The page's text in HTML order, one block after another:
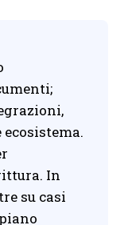
In
su casi